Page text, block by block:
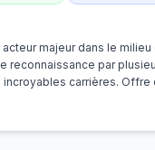
majeur dans le
reconnaissance par
carrières. Offre